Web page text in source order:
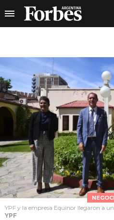
YPF y la empresa Equinor llegaron a
YPF